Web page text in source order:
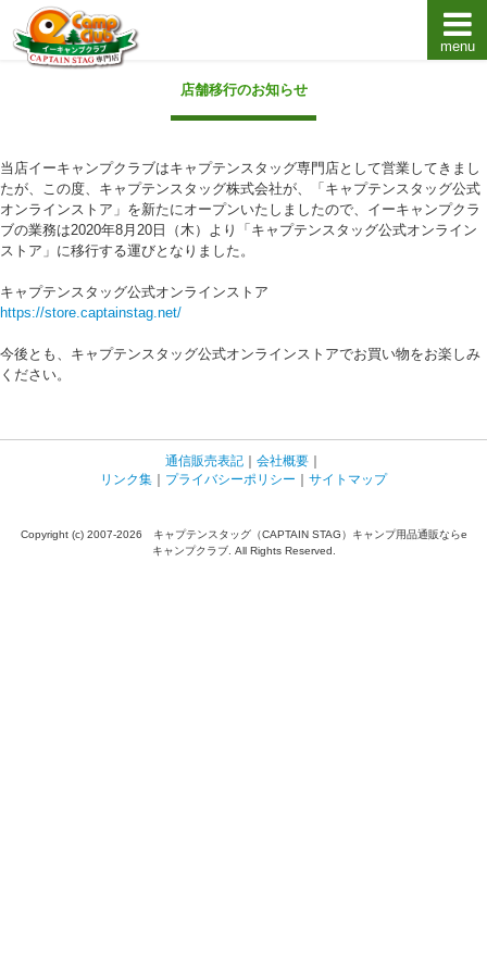
キャプテンスタッグキャンプ用品通販店【eキャンプ
menu
店舗移行のお知らせ
当店イーキャンプクラブはキャプテンスタッグ専門店として営業してきまし
たが、この度、キャプテンスタッグ株式会社が、「キャプテンスタッグ公式
オンラインストア」を新たにオープンいたしましたので、イーキャンプクラ
ブの業務は2020年8月20日（木）より「キャプテンスタッグ公式オンライン
ストア」に移行する運びとなりました。
キャプテンスタッグ公式オンラインストア
https://store.captainstag.net/
今後とも、キャプテンスタッグ公式オンラインストアでお買い物をお楽しみ
ください。
通信販売表記 ｜ 会社概要 ｜
リンク集 ｜ プライバシーポリシー ｜ サイトマップ
Copyright (c) 2007-2026 キャプテンスタッグ（CAPTAIN STAG）キャンプ用品通販ならe
キャンプクラブ. All Rights Reserved.